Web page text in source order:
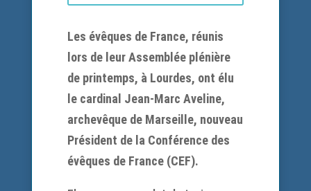
Les évêques de France, réunis
lors de leur Assemblée plénière
de printemps, à Lourdes, ont élu
le cardinal Jean-Marc Aveline,
archevêque de Marseille, nouveau
Président de la Conférence des
évêques de France (CEF).